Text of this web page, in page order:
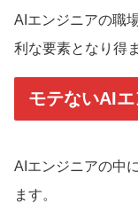
AIエンジニアの職
利な要素となり得
モテないAI
AIエンジニアの中
ます。